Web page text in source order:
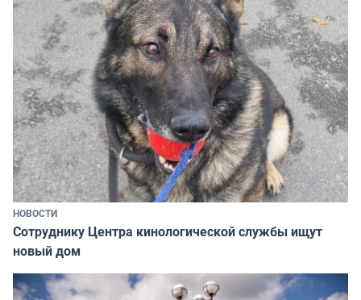
НОВОСТИ
Сотруднику Центра кинологической службы ищут
новый дом